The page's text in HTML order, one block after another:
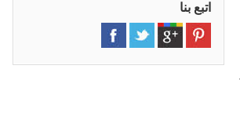
Carrozzeria Cremonesi 2, Mantova,
46100
»
جويديزولو
(27.5 km)
اتبع بنا